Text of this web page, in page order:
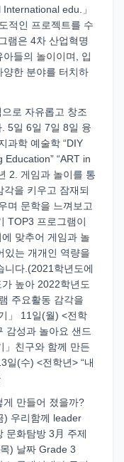
edu.」
적인 프로젝트를 수
램은 4차 산업혁명
들의 놀이이며, 입
양한 분야를 터치하
로 자유롭고 창조
5일 6일 7일 8일 융
과학 예술학 “DIY
Education” “ART in
2. 게임과 놀이를 통
을 키우고 잠재되
며 문학을 느껴보고
TOP3 프로그램이
맞추어 게임과 놀
있는 개개인 역량을
니다.(2021학년도에
높아 2022학년도
주요활동 감각을
」 11일(월) <전학
감성과 놀아요 샌드
」친구와 함께 만든
일(수) <전학년> “내
게 만들어 졌을까?
) 우리함께 leader
문화탐방 3月 주제
) 날짜 Grade 3